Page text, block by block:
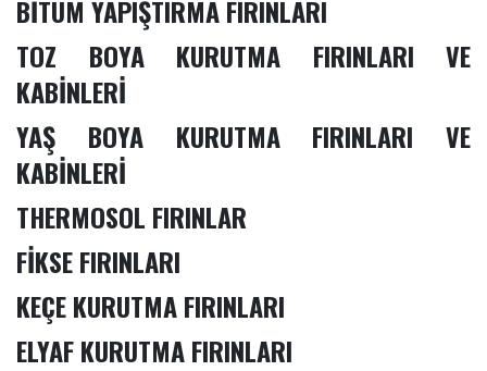
BİTÜM YAPIŞTIRMA FIRINLARI
TOZ BOYA KURUTMA FIRINLARI VE
KABİNLERİ
YAŞ BOYA KURUTMA FIRINLARI VE
KABİNLERİ
THERMOSOL FIRINLAR
FİKSE FIRINLARI
KEÇE KURUTMA FIRINLARI
ELYAF KURUTMA FIRINLARI